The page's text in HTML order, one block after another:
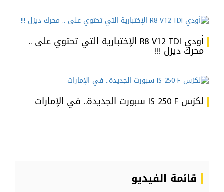
أودي R8 V12 TDI الإختبارية التي تحتوي على ..
محرك ديزل !!!
لكزس IS 250 F سبورت الجديدة.. في الإمارات
قائمة الفيديو